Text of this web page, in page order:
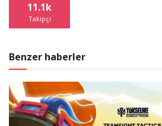
11.1k
Takipçi
Benzer haberler